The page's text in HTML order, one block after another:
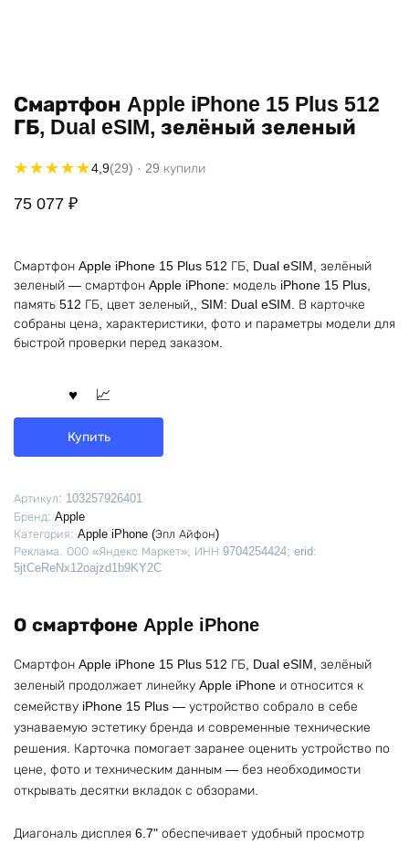
Смартфон Apple iPhone 15 Plus 512
ГБ, Dual eSIM, зелёный зеленый
★★★★★
★★★★★4,9(29) · 29 купили
75 077 ₽
Смартфон Apple iPhone 15 Plus 512 ГБ, Dual eSIM, зелёный
зеленый — смартфон Apple iPhone: модель iPhone 15 Plus,
память 512 ГБ, цвет зеленый,, SIM: Dual eSIM. В карточке
собраны цена, характеристики, фото и параметры модели для
быстрой проверки перед заказом.
Купить
Артикул: 103257926401
Бренд: Apple
Категория: Apple iPhone (Эпл Айфон)
Реклама. ООО «Яндекс Маркет», ИНН 9704254424; erid:
5jtCeReNx12oajzd1b9KY2C
О смартфоне Apple iPhone
Смартфон Apple iPhone 15 Plus 512 ГБ, Dual eSIM, зелёный
зеленый продолжает линейку Apple iPhone и относится к
семейству iPhone 15 Plus — устройство собрало в себе
узнаваемую эстетику бренда и современные технические
решения. Карточка помогает заранее оценить устройство по
цене, фото и техническим данным — без необходимости
открывать десятки вкладок с обзорами.
Диагональ дисплея 6.7" обеспечивает удобный просмотр